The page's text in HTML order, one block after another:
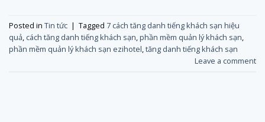
Posted in Tin tức | Tagged 7 cách tăng danh tiếng khách sạn hiệu
quả, cách tăng danh tiếng khách sạn,phần mềm quản lý khách sạn,
phần mềm quản lý khách sạn ezihotel,tăng danh tiếng khách sạn
Leave a comment